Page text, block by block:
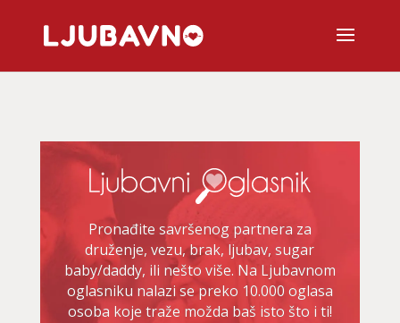
Pronađite savršenog partnera za
druženje, vezu, brak, ljubav, sugar
baby/daddy, ili nešto više. Na Ljubavnom
oglasniku nalazi se preko 10.000 oglasa
osoba koje traže možda baš isto što i ti!